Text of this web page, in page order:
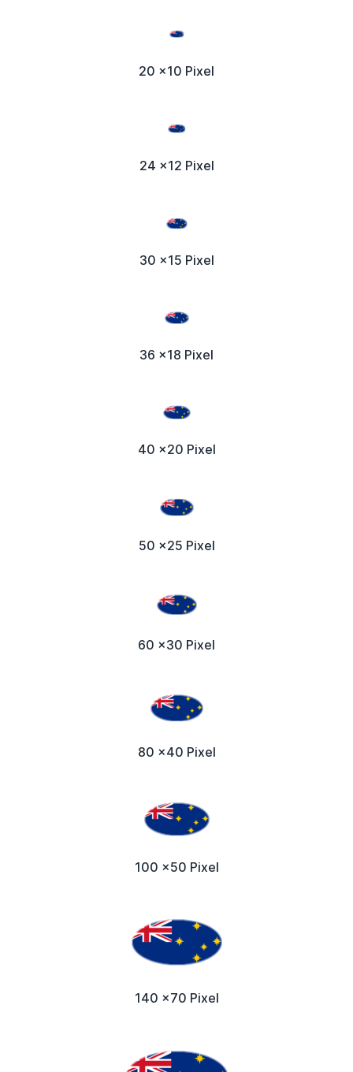
20 x10 Pixel
24 x12 Pixel
30 x15 Pixel
36 x18 Pixel
40 x20 Pixel
50 x25 Pixel
60 x30 Pixel
80 x40 Pixel
100 x50 Pixel
140 x70 Pixel